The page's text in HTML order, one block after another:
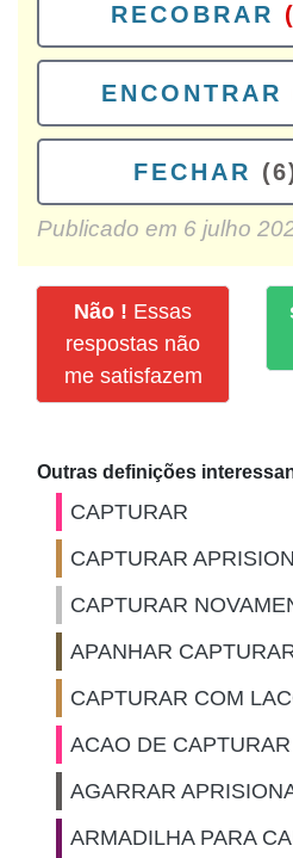
RECOBRAR
ENCONTRAR
FECHAR
Publicado em 6 julho
Não ! Essas
respostas não
me satisfazem
Outras definições
CAPTURAR
CAPTURAR
CAPTURAR
APANHAR
CAPTURAR COM
ACAO DE CAPTURAR
AGARRAR
ARMADILHA PARA